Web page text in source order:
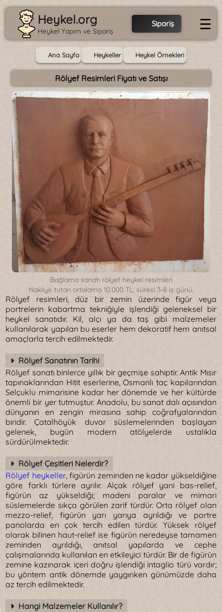
Heykel.org
Heykel Yapım ve Sipariş
Sipariş ☰
Ana Sayfa Heykeller Heykel Örnekleri
Rölyef Resimleri Fiyatı ve Satışı
Bağlama sanatı rölyef heykel resimleri
Nakliye tutarı ortalama 10.000 TL, süresi 3-8 iş günü.
Rölyef resimleri, düz bir zemin üzerinde figür veya
portrelerin kabartma tekniğiyle işlendiği geleneksel bir
heykel sanatıdır. Kil, alçı ya da taş gibi malzemeler
kullanılarak yapılan bu eserler hem dekoratif hem anıtsal
amaçlarla tercih edilmektedir.
Rölyef Sanatının Tarihi
Rölyef sanatı binlerce yıllık bir geçmişe sahiptir. Antik Mısır
tapınaklarından Hitit eserlerine, Osmanlı taç kapılarından
Selçuklu mimarisine kadar her dönemde ve her kültürde
önemli bir yer tutmuştur. Anadolu, bu sanat dalı açısından
dünyanın en zengin mirasına sahip coğrafyalarından
biridir. Çatalhöyük duvar süslemelerinden başlayan
gelenek, bugün modern atölyelerde ustalıkla
sürdürülmektedir.
Rölyef Çeşitleri Nelerdir?
Rölyef heykeller, figürün zeminden ne kadar yükseldiğine
göre farklı türlere ayrılır. Alçak rölyef yani bas-relief,
figürün az yükseldiği; madeni paralar ve mimari
süslemelerde sıkça görülen zarif türdür. Orta rölyef olan
mezzo-relief, figürün yarı yarıya ayrıldığı ve portre
panolarda en çok tercih edilen türdür. Yüksek rölyef
olarak bilinen haut-relief ise figürün neredeyse tamamen
zeminden ayrıldığı, anıtsal yapılarda ve cephe
çalışmalarında kullanılan en etkileyici türdür. Bir de figürün
zemine kazınarak içeri doğru işlendiği intaglio türü vardır;
bu yöntem antik dönemde yaygınken günümüzde daha
az tercih edilmektedir.
Hangi Malzemeler Kullanılır?